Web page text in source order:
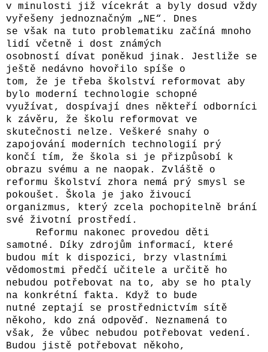
v minulosti již vícekrát a byly dosud vždy
vyřešeny jednoznačným „NE“. Dnes
se však na tuto problematiku začíná mnoho
lidí včetně i dost známých
osobností dívat poněkud jinak. Jestliže se
ještě nedávno hovořilo spíše o
tom, že je třeba školství reformovat aby
bylo moderní technologie schopné
využívat, dospívají dnes někteří odborníci
k závěru, že školu reformovat ve
skutečnosti nelze. Veškeré snahy o
zapojování moderních technologií prý
končí tím, že škola si je přizpůsobí k
obrazu svému a ne naopak. Zvláště o
reformu školství zhora nemá prý smysl se
pokoušet. Škola je jako živoucí
organizmus, který zcela pochopitelně brání
své životní prostředí.
Reformu nakonec provedou děti
samotné. Díky zdrojům informací, které
budou mít k dispozici, brzy vlastními
vědomostmi předčí učitele a určitě ho
nebudou potřebovat na to, aby se ho ptaly
na konkrétní fakta. Když to bude
nutné zeptají se prostřednictvím sítě
někoho, kdo zná odpověď. Neznamená to
však, že vůbec nebudou potřebovat vedení.
Budou jistě potřebovat někoho,